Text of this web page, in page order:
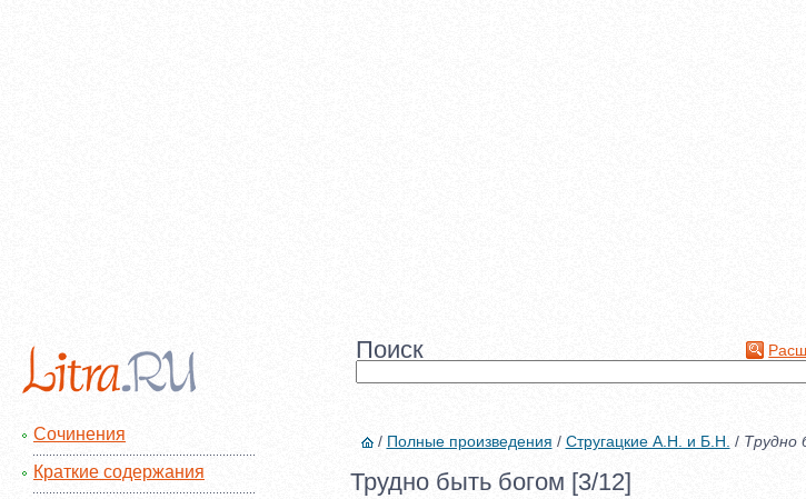
Поиск
Сочинения
Краткие содержания
/ Полные произведения / Стругацкие А.Н. и Б.Н. / Трудно
Трудно быть богом [3/12]